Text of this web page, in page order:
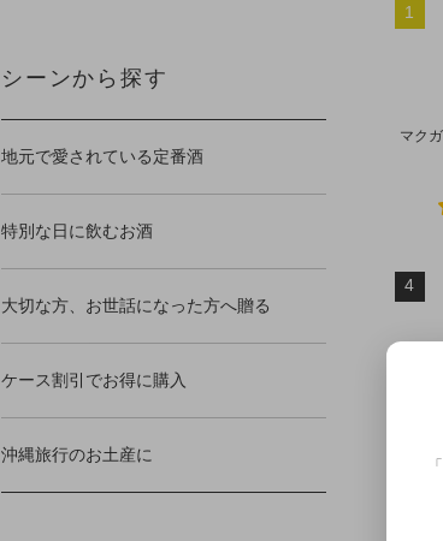
1
マク
4
【送
シーンから探す
地元で愛されている定番酒
特別な日に飲むお酒
大切な方、お世話になった方へ贈る
ケース割引でお得に購入
沖縄旅行のお土産に